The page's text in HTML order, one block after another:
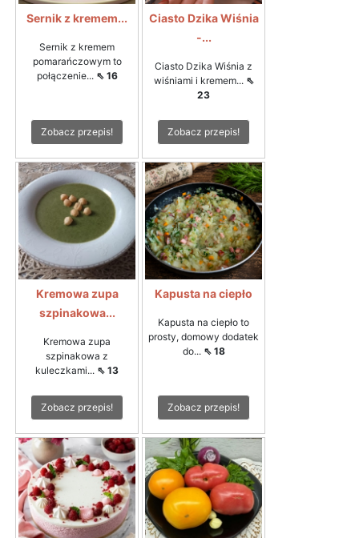
Sernik z kremem...
Sernik z kremem
pomarańczowym to
połączenie... ⇖ 16
Zobacz przepis!
Ciasto Dzika Wiśnia
-...
Ciasto Dzika Wiśnia z
wiśniami i kremem... ⇖
23
Zobacz przepis!
Kremowa zupa
szpinakowa...
Kremowa zupa
szpinakowa z
kuleczkami... ⇖ 13
Zobacz przepis!
Kapusta na ciepło
Kapusta na ciepło to
prosty, domowy dodatek
do... ⇖ 18
Zobacz przepis!